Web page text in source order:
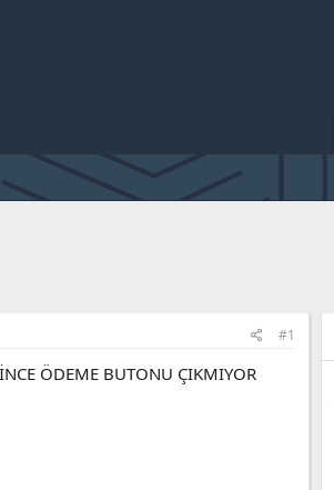
#1
ÖDEME BUTONU ÇIKMIYOR